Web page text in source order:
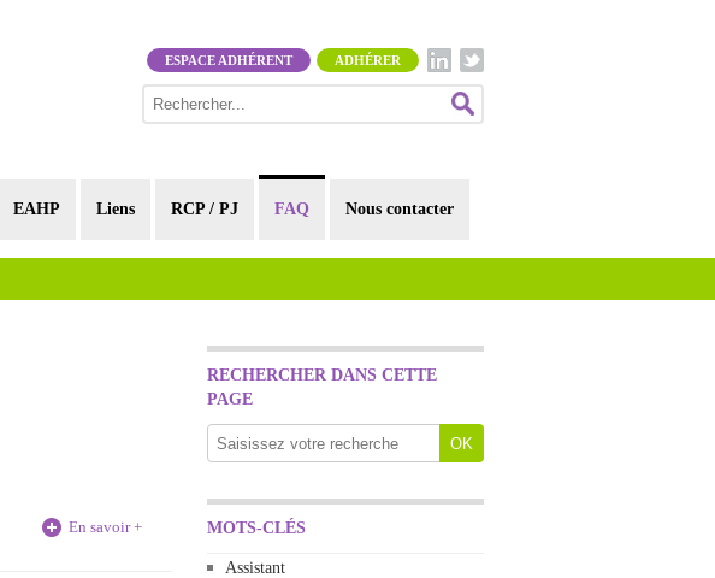
ADHÉRER
ESPACE ADHÉRENT
EAHP Liens RCP / PJ FAQ Nous contacter
RECHERCHER DANS CETTE
PAGE
MOTS-CLÉS
Assistant
En savoir +